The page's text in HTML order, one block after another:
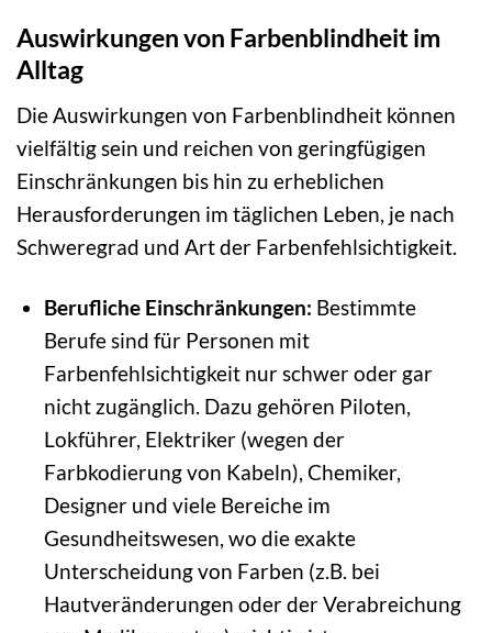
Auswirkungen von Farbenblindheit im
Alltag
Die Auswirkungen von Farbenblindheit können
vielfältig sein und reichen von geringfügigen
Einschränkungen bis hin zu erheblichen
Herausforderungen im täglichen Leben, je nach
Schweregrad und Art der Farbenfehlsichtigkeit.
Berufliche Einschränkungen: Bestimmte
Berufe sind für Personen mit
Farbenfehlsichtigkeit nur schwer oder gar
nicht zugänglich. Dazu gehören Piloten,
Lokführer, Elektriker (wegen der
Farbkodierung von Kabeln), Chemiker,
Designer und viele Bereiche im
Gesundheitswesen, wo die exakte
Unterscheidung von Farben (z.B. bei
Hautveränderungen oder der Verabreichung